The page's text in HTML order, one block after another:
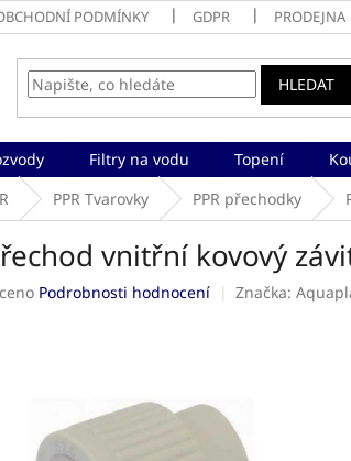
PODMÍNKY GDPR PRODEJNA
HLEDAT
Filtry na vodu Topení
PPR Tvarovky PPR přechodky
vnitřní kovový
Podrobnosti hodnocení Značka: